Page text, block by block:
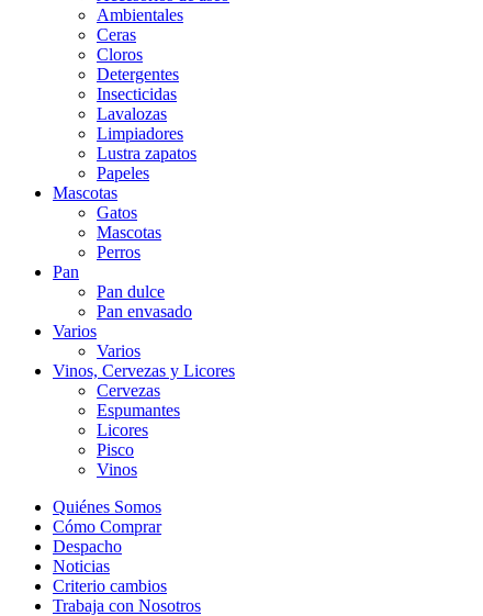
Ambientales
Ceras
Cloros
Detergentes
Insecticidas
Lavalozas
Limpiadores
Lustra zapatos
Papeles
Mascotas
Gatos
Mascotas
Perros
Pan
Pan dulce
Pan envasado
Varios
Varios
Vinos, Cervezas y Licores
Cervezas
Espumantes
Licores
Pisco
Vinos
Quiénes Somos
Cómo Comprar
Despacho
Noticias
Criterio cambios
Trabaja con Nosotros